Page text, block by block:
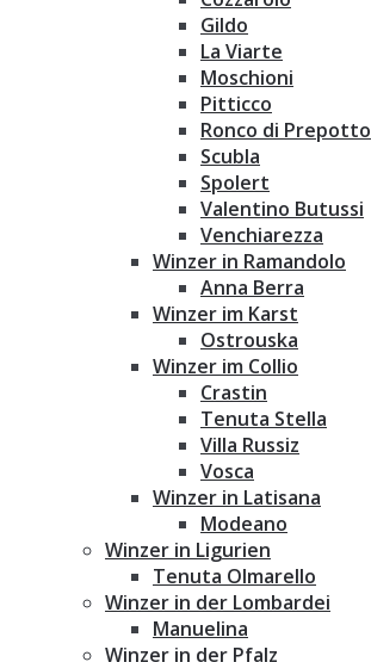
Gildo
La Viarte
Moschioni
Pitticco
Ronco di Prepotto
Scubla
Spolert
Valentino Butussi
Venchiarezza
Winzer in Ramandolo
Anna Berra
Winzer im Karst
Ostrouska
Winzer im Collio
Crastin
Tenuta Stella
Villa Russiz
Vosca
Winzer in Latisana
Modeano
Winzer in Ligurien
Tenuta Olmarello
Winzer in der Lombardei
Manuelina
Winzer in der Pfalz